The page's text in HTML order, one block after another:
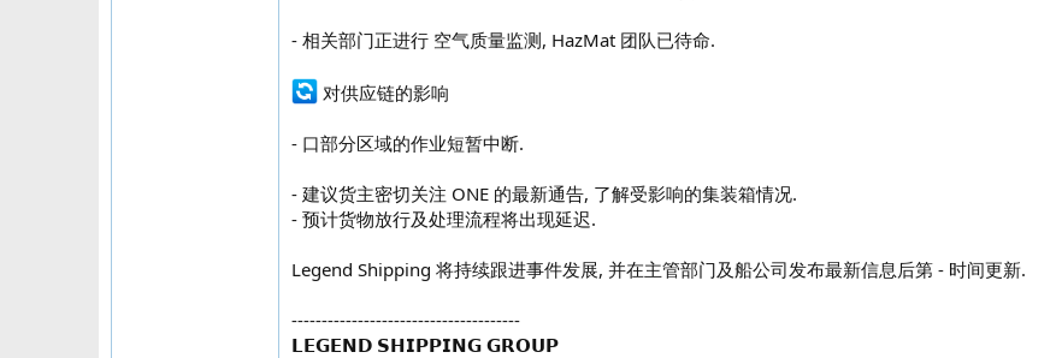
- 相关部门正进行 空气质量监测, HazMat 团队已待命.
对供应链的影响
- 口部分区域的作业短暂中断.
- 建议货主密切关注 ONE 的最新通告, 了解受影响的集装箱情况.
- 预计货物放行及处理流程将出现延迟.
Legend Shipping 将持续跟进事件发展, 并在主管部门及船公司发布最新信息后第 - 时间更新.
--------------------------------------
𝗟𝗘𝗚𝗘𝗡𝗗 𝗦𝗛𝗜𝗣𝗣𝗜𝗡𝗚 𝗚𝗥𝗢𝗨𝗣